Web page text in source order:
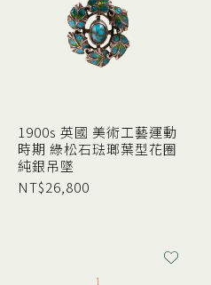
1900s 英國 美術工藝運動
時期 綠松石琺瑯葉型花圈
純銀吊墜
NT$26,800